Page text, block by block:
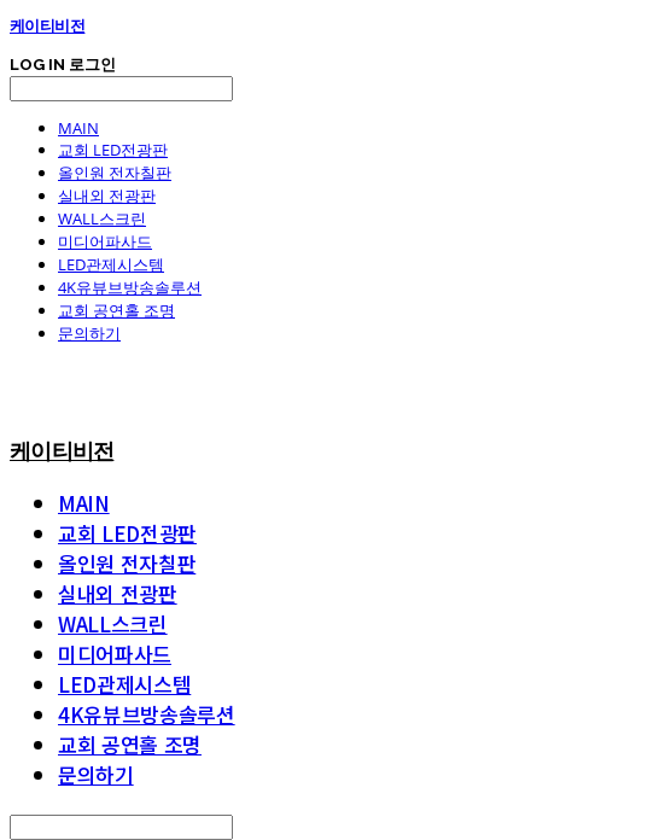
케이티비전
LOG IN 로그인
MAIN
교회 LED전광판
올인원 전자칠판
실내외 전광판
WALL스크린
미디어파사드
LED관제시스템
4K유뷰브방송솔루션
교회 공연홀 조명
문의하기
케이티비전
MAIN
교회 LED전광판
올인원 전자칠판
실내외 전광판
WALL스크린
미디어파사드
LED관제시스템
4K유뷰브방송솔루션
교회 공연홀 조명
문의하기